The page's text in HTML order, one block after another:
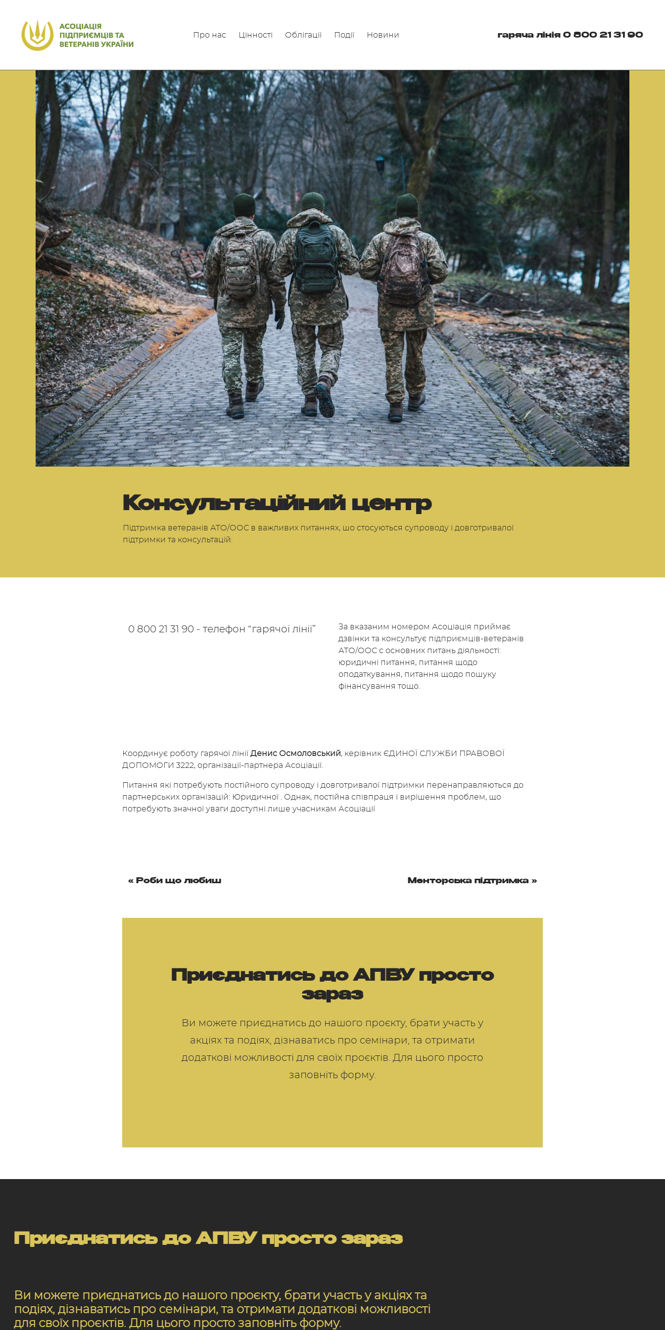
Про нас Цінності Облігації Події Новини гаряча лінія 0 800 21 31 90
Консультаційний центр
Підтримка ветеранів АТО/ООС в важливих питаннях, шо стосуються супроводу і довготривалої
підтримки та консультацій.
0 800 21 31 90 - телефон “гарячої лінії”
За вказаним номером Асоціація приймає
дзвінки та консультує підприємців-ветеранів
АТО/ООС с основних питань діяльності:
юридичні питання, питання щодо
оподаткування, питання щодо пошуку
фінансування тощо.
Координує роботу гарячої лініїДенис Осмоловський, керівник ЄДИНОЇ СЛУЖБИ ПРАВОВОЇ
ДОПОМОГИ 3222, організації-партнера Асоціації.
Питання які потребують постійного супроводу і довготривалої підтримки перенаправляються до
партнерських організацій: Юридичної . Однак, постійна співпраця і вирішення проблем, що
потребують значної уваги доступні лише учасникам Асоціації
« Роби що любиш Менторська підтримка »
Приєднатись до АПВУ просто
зараз
Ви можете приєднатись до нашого проєкту, брати участь у
акціях та подіях, дізнаватись про семінари, та отримати
додаткові можливості для своїх проєктів. Для цього просто
заповніть форму.
Приєднатись до АПВУ просто зараз
Ви можете приєднатись до нашого проєкту, брати участь у акціях та
подіях, дізнаватись про семінари, та отримати додаткові можливості
для своїх проєктів. Для цього просто заповніть форму.